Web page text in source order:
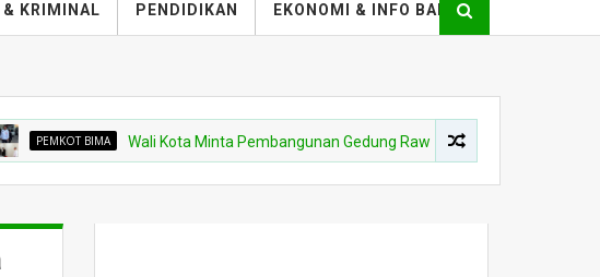
& KRIMINAL PENDIDIKAN EKONOMI & INFO BANK
BIMA Wali Kota Minta Pembangunan Gedung Rawat Inap RSUD Kota Bima Dikebut